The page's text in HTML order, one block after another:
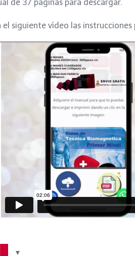
$150.$99.
de 37 páginas para descargar.
el siguiente vídeo las